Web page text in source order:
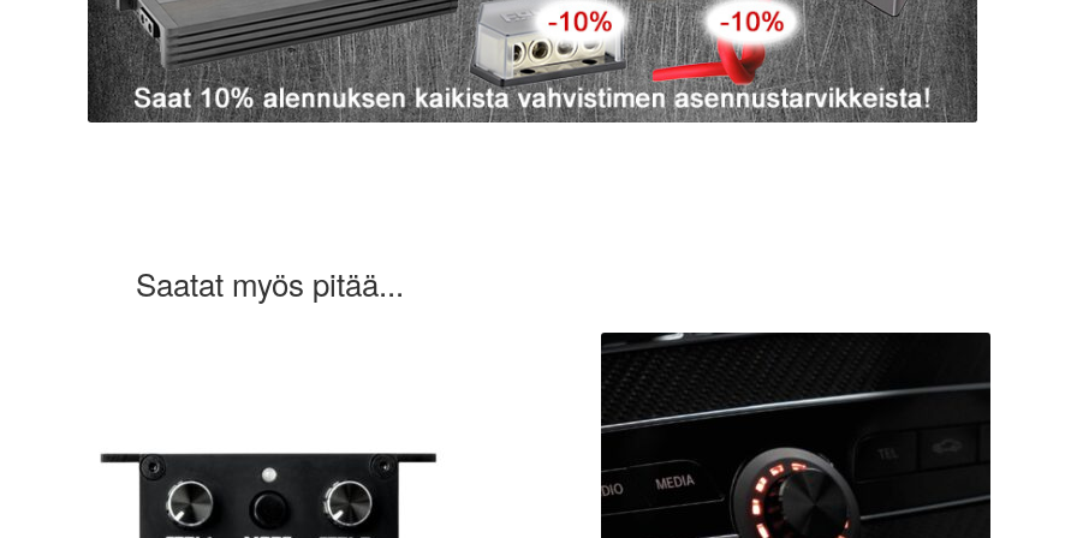
Saatat myös pitää...